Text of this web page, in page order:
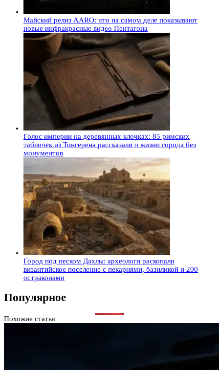
Майский релиз AARO: что на самом деле показывают
новые инфракрасные видео Пентагона
Голос империи на деревянных клочках: 85 римских
табличек из Тонгерена рассказали о жизни города без
монументов
Город под песком Дахлы: археологи раскопали
византийское поселение с пекарнями, базиликой и 200
остраконами
Популярное
Похожие статьи